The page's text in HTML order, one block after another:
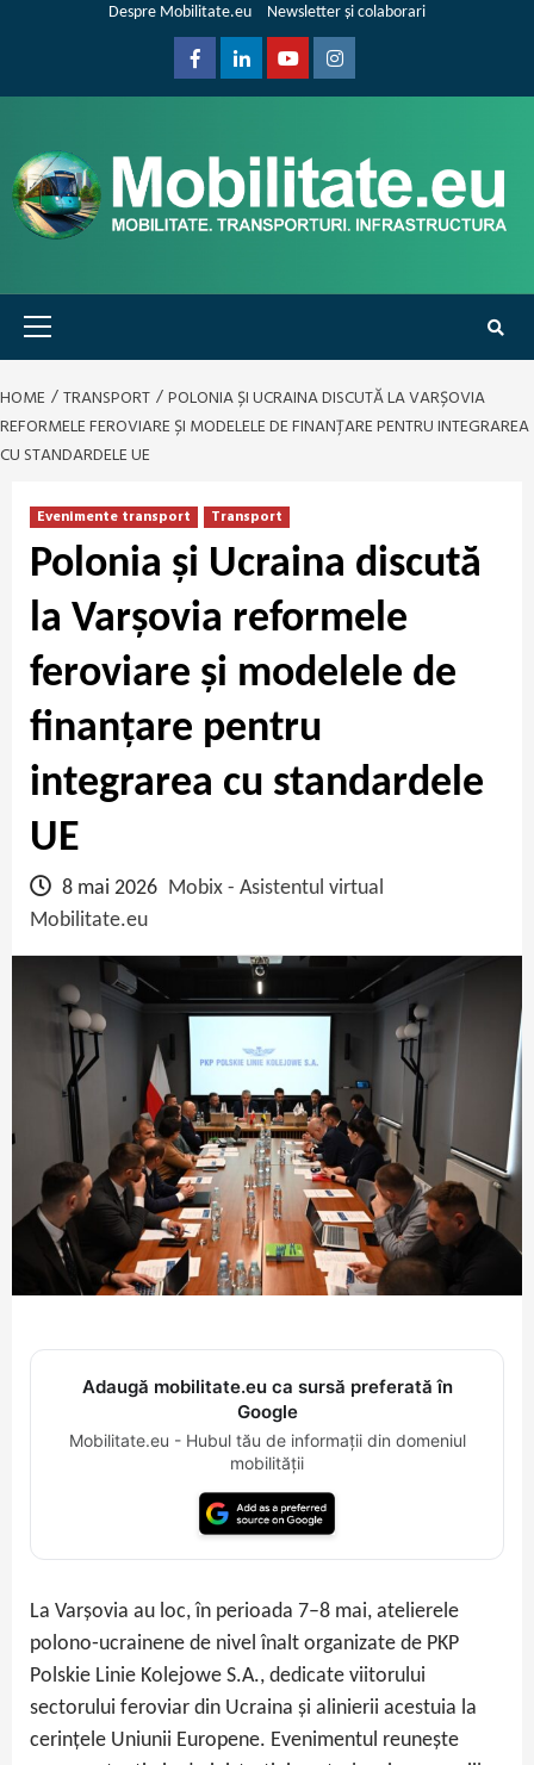
Despre Mobilitate.eu Newsletter și colaborari
FacebookLinkedinYoutubeInstagram
Primary
Menu
HOME TRANSPORT
POLONIA ȘI UCRAINA DISCUTĂ LA VARȘOVIA
REFORMELE FEROVIARE ȘI MODELELE DE FINANȚARE PENTRU INTEGRAREA
CU STANDARDELE UE
Evenimente transport Transport
Polonia și Ucraina discută
la Varșovia reformele
feroviare și modelele de
finanțare pentru
integrarea cu standardele
UE
8 mai 2026 Mobix - Asistentul virtual
Mobilitate.eu
Adaugă mobilitate.eu ca sursă preferată în
Google
Mobilitate.eu - Hubul tău de informații din domeniul
mobilității
La Varșovia au loc, în perioada 7–8 mai, atelierele
polono‑ucrainene de nivel înalt organizate de PKP
Polskie Linie Kolejowe S.A., dedicate viitorului
sectorului feroviar din Ucraina și alinierii acestuia la
cerințele Uniunii Europene. Evenimentul reunește